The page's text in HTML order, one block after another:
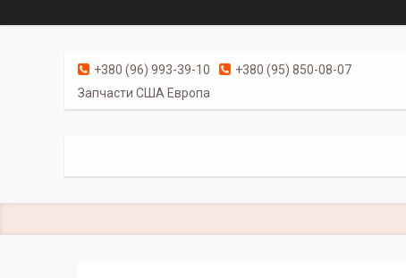
+380 (96) 993-39-10
+380 (95) 850-08-07
Запчасти США Европа